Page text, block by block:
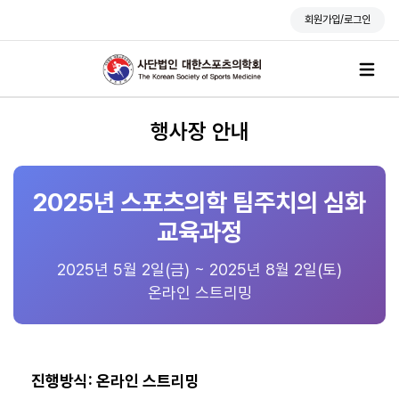
회원가입/로그인
행사장 안내
2025년 스포츠의학 팀주치의 심화
교육과정
2025년 5월 2일(금) ~ 2025년 8월 2일(토)
온라인 스트리밍
진행방식: 온라인 스트리밍